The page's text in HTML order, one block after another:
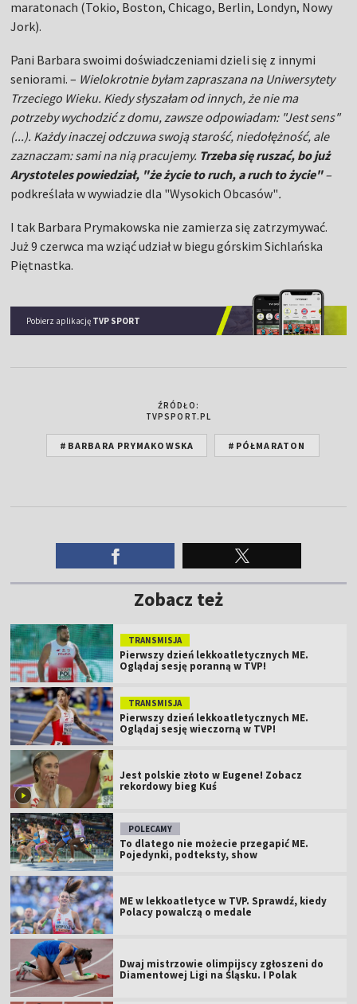
maratonach (Tokio, Boston, Chicago, Berlin, Londyn, Nowy
Jork).
Pani Barbara swoimi doświadczeniami dzieli się z innymi
seniorami. – Wielokrotnie byłam zapraszana na Uniwersytety
Trzeciego Wieku. Kiedy słyszałam od innych, że nie ma
potrzeby wychodzić z domu, zawsze odpowiadam: "Jest sens"
(...). Każdy inaczej odczuwa swoją starość, niedołężność, ale
zaznaczam: sami na nią pracujemy. Trzeba się ruszać, bo już
Arystoteles powiedział, "że życie to ruch, a ruch to życie"–
podkreślała w wywiadzie dla "Wysokich Obcasów".
I tak Barbara Prymakowska nie zamierza się zatrzymywać.
Już 9 czerwca ma wziąć udział w biegu górskim Sichlańska
Piętnastka.
Pobierz aplikację TVP SPORT
ŹRÓDŁO:
TVPSPORT.PL
#BARBARA PRYMAKOWSKA #PÓŁMARATON
Zobacz też
TRANSMISJA
Pierwszy dzień lekkoatletycznych ME.
Oglądaj sesję poranną w TVP!
TRANSMISJA
Pierwszy dzień lekkoatletycznych ME.
Oglądaj sesję wieczorną w TVP!
Jest polskie złoto w Eugene! Zobacz
rekordowy bieg Kuś
POLECAMY
To dlatego nie możecie przegapić ME.
Pojedynki, podteksty, show
ME w lekkoatletyce w TVP. Sprawdź, kiedy
Polacy powalczą o medale
Dwaj mistrzowie olimpijscy zgłoszeni do
Diamentowej Ligi na Śląsku. I Polak